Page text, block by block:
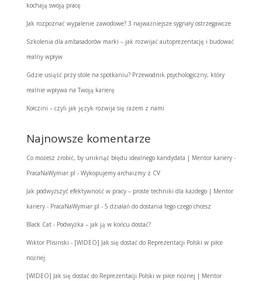
kochają swoją pracę
Jak rozpoznać wypalenie zawodowe? 3 najważniejsze sygnały ostrzegawcze
Szkolenia dla ambasadorów marki – jak rozwijać autoprezentację i budować
realny wpływ
Gdzie usiąść przy stole na spotkaniu? Przewodnik psychologiczny, który
realnie wpływa na Twoją karierę
Kołczini – czyli jak język rozwija się razem z nami
Najnowsze komentarze
Co możesz zrobić, by uniknąć błędu idealnego kandydata | Mentor kariery -
PracaNaWymiar.pl - Wykopujemy archaizmy z CV
Jak podwyższyć efektywność w pracy – proste techniki dla każdego | Mentor
kariery - PracaNaWymiar.pl - 5 działań do dostania tego czego chcesz
Black Cat- Podwyżka – jak ją w końcu dostać?
Wiktor Plisinski - [WIDEO] Jak się dostać do Reprezentacji Polski w piłce
nożnej
[WIDEO] Jak się dostać do Reprezentacji Polski w piłce nożnej | Mentor